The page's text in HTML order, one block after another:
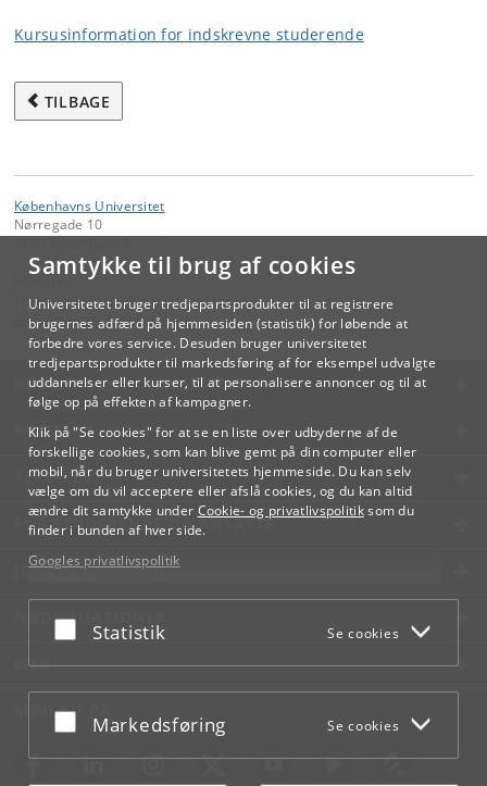
Samtykke til brug af cookies
Universitetet bruger tredjepartsprodukter til at registrere
brugernes adfærd på hjemmesiden (statistik) for løbende at
forbedre vores service. Desuden bruger universitetet
tredjepartsprodukter til markedsføring af for eksempel udvalgte
uddannelser eller kurser, til at personalisere annoncer og til at
følge op på effekten af kampagner.
Klik på "Se cookies" for at se en liste over udbyderne af de
forskellige cookies, som kan blive gemt på din computer eller
mobil, når du bruger universitetets hjemmeside. Du kan selv
vælge om du vil acceptere eller afslå cookies, og du kan altid
ændre dit samtykke under Cookie- og privatlivspolitiksom du
finder i bunden af hver side.
Googles privatlivspolitik
Acceptér eller afslå
Statistik Se cookies
Acceptér eller afslå
Markedsføring Se cookies
Kursusinformation for indskrevne studerende
TILBAGE
Københavns Universitet
Nørregade 10
Videreuddannelse og Livslang Læring
lifelonglearning@adm.ku.dk
KØBENHAVNS UNIVERSITET
KONTAKT
SERVICES
FOR STUDERENDE OG ANSATTE
JOB OG KARRIERE
NØDSITUATIONER
WEB
MØD KU PÅ